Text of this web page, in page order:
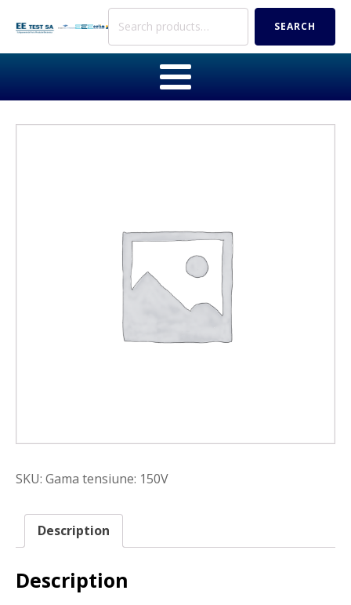
Search
SEARCH
SKU: Gama tensiune: 150V
Description
Description